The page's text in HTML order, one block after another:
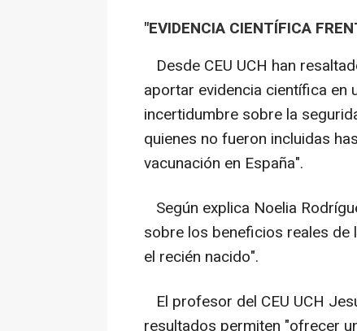
"EVIDENCIA CIENTÍFICA
Desde CEU UCH han
aportar evidencia científica en
incertidumbre sobre la
quienes no fueron incluidas
vacunación en España".
Según explica Noelia
sobre los beneficios reales de
el recién nacido".
El profesor del CEU UCH
resultados permiten "ofrecer